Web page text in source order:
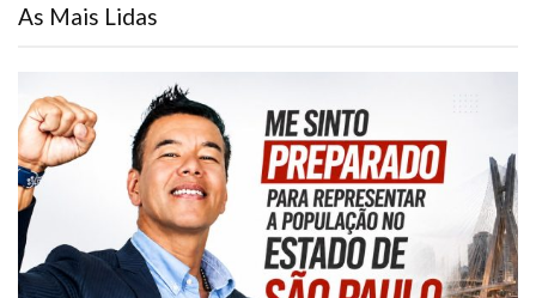
As Mais Lidas